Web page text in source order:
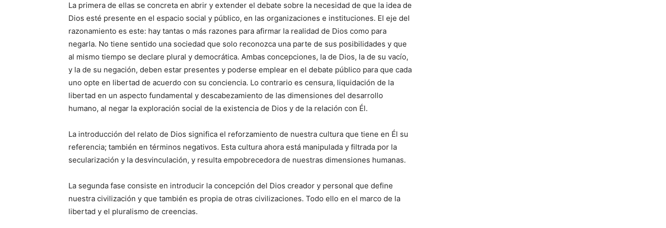
La primera de ellas se concreta en abrir y extender el debate sobre la necesidad de que la idea de
Dios esté presente en el espacio social y público, en las organizaciones e instituciones. El eje del
razonamiento es este: hay tantas o más razones para afirmar la realidad de Dios como para
negarla. No tiene sentido una sociedad que solo reconozca una parte de sus posibilidades y que
al mismo tiempo se declare plural y democrática. Ambas concepciones, la de Dios, la de su vacío,
y la de su negación, deben estar presentes y poderse emplear en el debate público para que cada
uno opte en libertad de acuerdo con su conciencia. Lo contrario es censura, liquidación de la
libertad en un aspecto fundamental y descabezamiento de las dimensiones del desarrollo
humano, al negar la exploración social de la existencia de Dios y de la relación con Él.
La introducción del relato de Dios significa el reforzamiento de nuestra cultura que tiene en Él su
referencia; también en términos negativos. Esta cultura ahora está manipulada y filtrada por la
secularización y la desvinculación, y resulta empobrecedora de nuestras dimensiones humanas.
La segunda fase consiste en introducir la concepción del Dios creador y personal que define
nuestra civilización y que también es propia de otras civilizaciones. Todo ello en el marco de la
libertad y el pluralismo de creencias.